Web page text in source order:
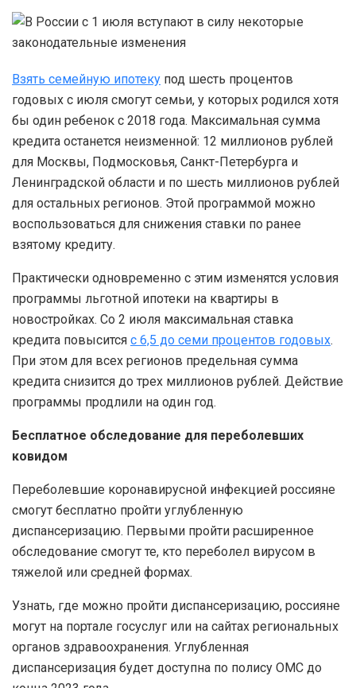
Взять семейную ипотеку под шесть процентов
годовых с июля смогут семьи, у которых родился хотя
бы один ребенок с 2018 года. Максимальная сумма
кредита останется неизменной: 12 миллионов рублей
для Москвы, Подмосковья, Санкт-Петербурга и
Ленинградской области и по шесть миллионов рублей
для остальных регионов. Этой программой можно
воспользоваться для снижения ставки по ранее
взятому кредиту.
Практически одновременно с этим изменятся условия
программы льготной ипотеки на квартиры в
новостройках. Со 2 июля максимальная ставка
кредита повысится с 6,5 до семи процентов годовых.
При этом для всех регионов предельная сумма
кредита снизится до трех миллионов рублей. Действие
программы продлили на один год.
Бесплатное обследование для переболевших
ковидом
Переболевшие коронавирусной инфекцией россияне
смогут бесплатно пройти углубленную
диспансеризацию. Первыми пройти расширенное
обследование смогут те, кто переболел вирусом в
тяжелой или средней формах.
Узнать, где можно пройти диспансеризацию, россияне
могут на портале госуслуг или на сайтах региональных
органов здравоохранения. Углубленная
диспансеризация будет доступна по полису ОМС до